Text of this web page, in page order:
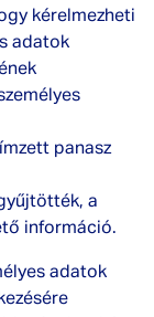
kérelmezheti
adatok
panasz
a
információ.
adatok